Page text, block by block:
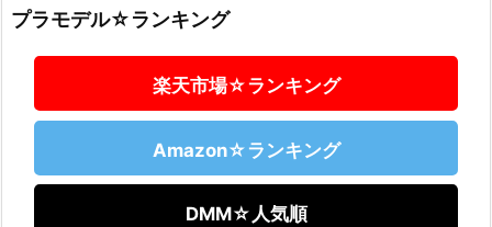
プラモデル☆ランキング
楽天市場☆ランキング
Amazon☆ランキング
DMM☆人気順